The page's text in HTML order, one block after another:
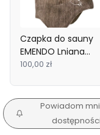
Czapka do sauny
EMENDO Lniana
Muminki Brązowa
100,00 zł
Powiadom
dostępności